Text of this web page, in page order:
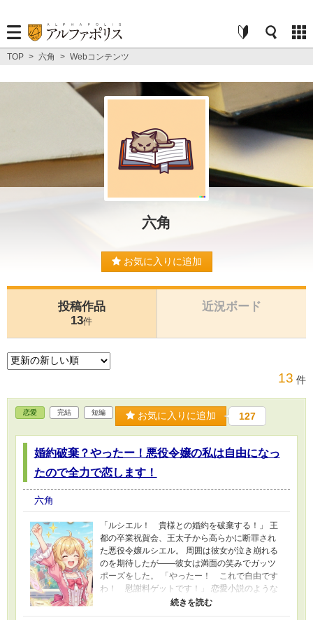
TOP > 六角 > Webコンテンツ
六角
お気に入りに追加
投稿作品
13件
近況ボード
13 件
恋愛 完結 短編 お気に入りに追加 127
婚約破棄？やったー！悪役令嬢の私は自由になっ
たので全力で恋します！
六角
「ルシエル！ 貴様との婚約を破棄する！」 王
都の卒業祝賀会、王太子から高らかに断罪され
た悪役令嬢ルシエル。 周囲は彼女が泣き崩れる
のを期待したが――彼女は満面の笑みでガッツ
ポーズをした。 「やったー！ これで自由です
わ！ 慰謝料ゲットです！」 恋愛小説のような
恋に憧れるルシエルにとって、モラハラ王太子